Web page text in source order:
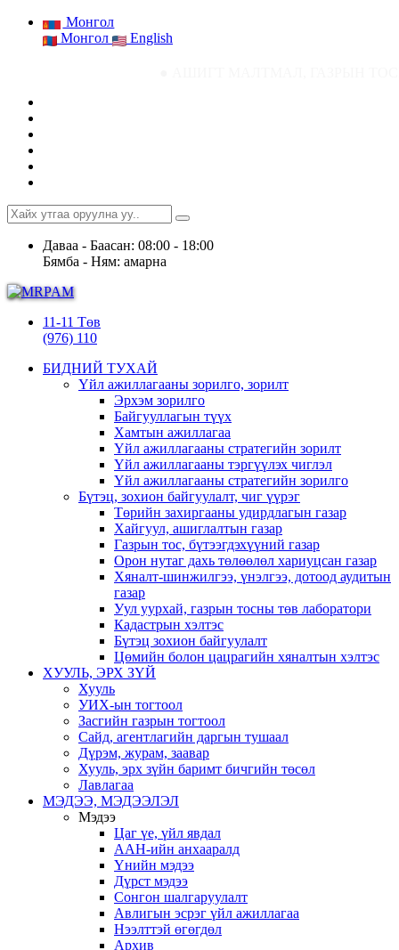
Монгол
Монгол
English
Даваа - Баасан: 08:00 - 18:00
Бямба - Ням: амарна
11-11 Төв
(976) 110
БИДНИЙ ТУХАЙ
Үйл ажиллагааны зорилго, зорилт
Эрхэм зорилго
Байгууллагын түүх
Хамтын ажиллагаа
Үйл ажиллагааны стратегийн зорилт
Үйл ажиллагааны тэргүүлэх чиглэл
Үйл ажиллагааны стратегийн зорилго
Бүтэц, зохион байгуулалт, чиг үүрэг
Төрийн захиргааны удирдлагын газар
Хайгуул, ашиглалтын газар
Газрын тос, бүтээгдэхүүний газар
Орон нутаг дахь төлөөлөл хариуцсан газар
Хяналт-шинжилгээ, үнэлгээ, дотоод аудитын
газар
Уул уурхай, газрын тосны төв лаборатори
Кадастрын хэлтэс
Бүтэц зохион байгуулалт
Цөмийн болон цацрагийн хяналтын хэлтэс
ХУУЛЬ, ЭРХ ЗҮЙ
Хууль
УИХ-ын тогтоол
Засгийн газрын тогтоол
Сайд, агентлагийн даргын тушаал
Дүрэм, журам, заавар
Хууль, эрх зүйн баримт бичгийн төсөл
Лавлагаа
МЭДЭЭ, МЭДЭЭЛЭЛ
Мэдээ
Цаг үе, үйл явдал
ААН-ийн анхааралд
Үнийн мэдээ
Дүрст мэдээ
Сонгон шалгаруулалт
Авлигын эсрэг үйл ажиллагаа
Нээлттэй өгөгдөл
Архив